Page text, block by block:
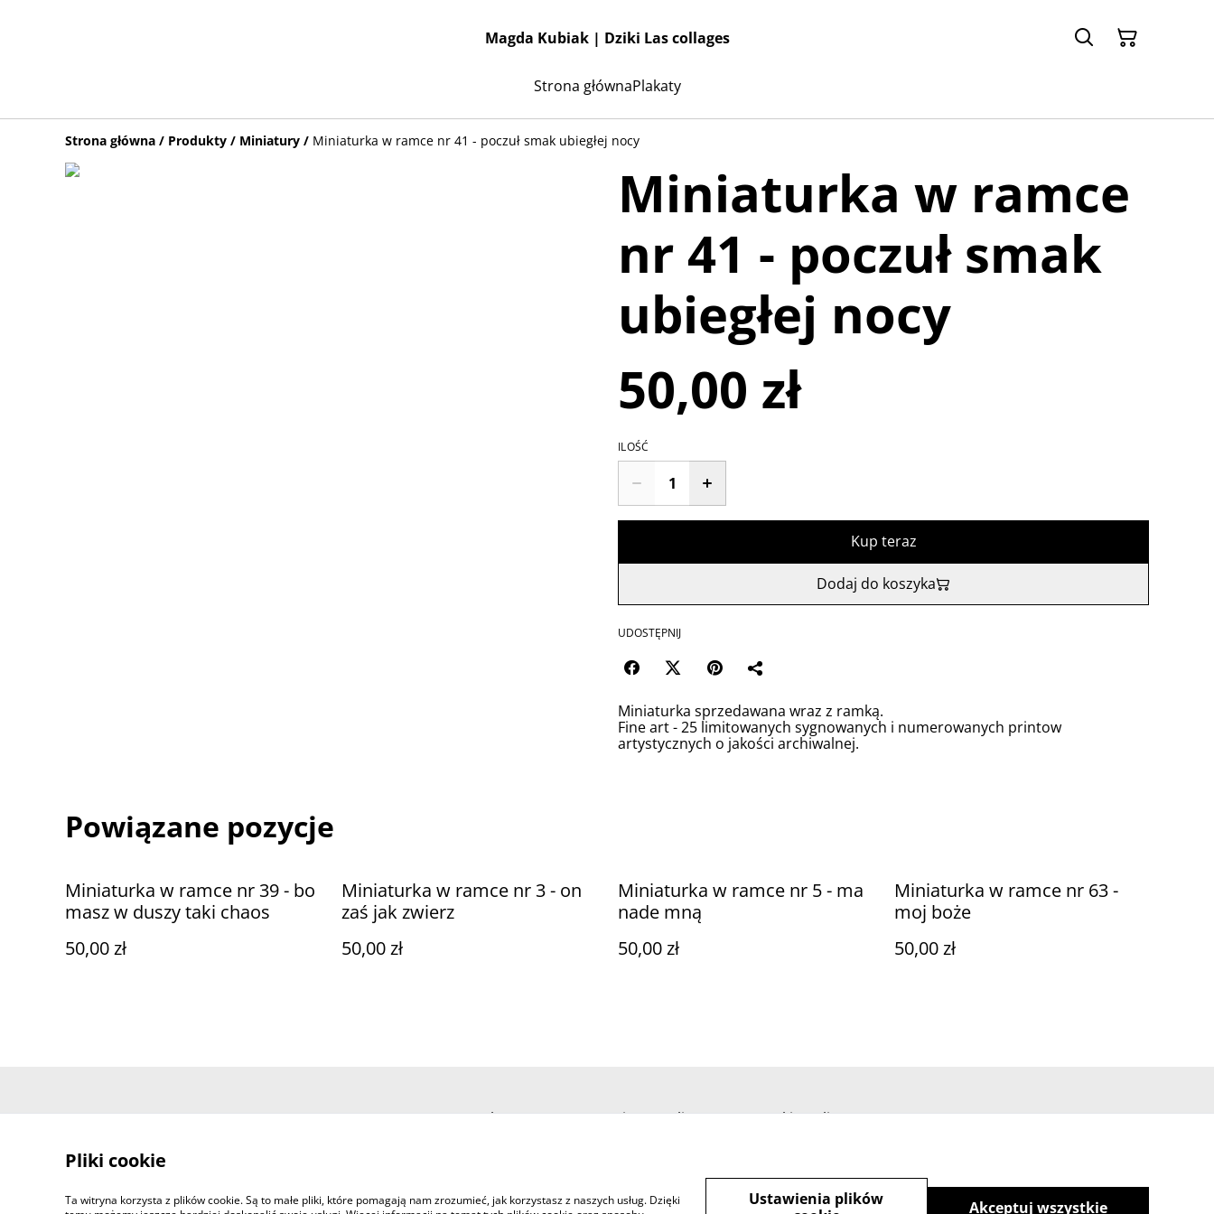
Magda Kubiak | Dziki Las collages
Strona głównaPlakaty
Strona główna / Produkty / Miniatury / Miniaturka w ramce nr 41 - poczuł smak ubiegłej nocy
Miniaturka w ramce
nr 41 - poczuł smak
ubiegłej nocy
50,00 zł
ILOŚĆ
Kup teraz
Dodaj do koszyka
UDOSTĘPNIJ
Miniaturka sprzedawana wraz z ramką.
Fine art - 25 limitowanych sygnowanych i numerowanych printow
artystycznych o jakości archiwalnej.
Powiązane pozycje
Miniaturka w ramce nr 39 - bo
masz w duszy taki chaos
50,00 zł
Miniaturka w ramce nr 3 - on
zaś jak zwierz
50,00 zł
Miniaturka w ramce nr 5 - ma
nade mną
50,00 zł
Miniaturka w ramce nr 63 -
moj boże
50,00 zł
Contact Us Legal Terms Privacy Policy Cookie Policy
Pliki cookie
Ta witryna korzysta z plików cookie. Są to małe pliki, które pomagają nam zrozumieć, jak korzystasz z naszych usług. Dzięki
Akceptuj wszystkie
Ustawienia plików